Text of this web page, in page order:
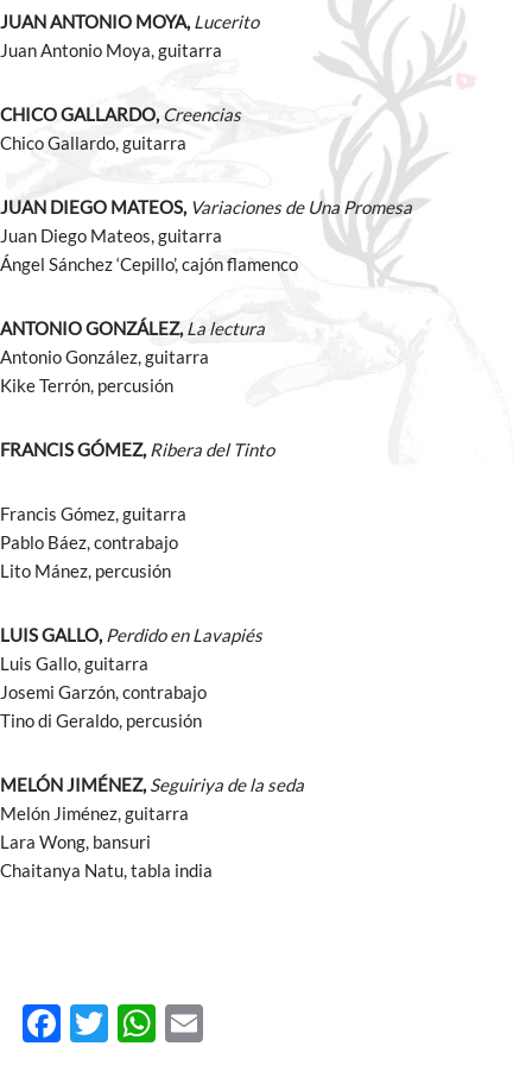
JUAN ANTONIO MOYA, Lucerito
Juan Antonio Moya, guitarra
CHICO GALLARDO, Creencias
Chico Gallardo, guitarra
JUAN DIEGO MATEOS, Variaciones de Una Promesa
Juan Diego Mateos, guitarra
Ángel Sánchez ‘Cepillo’, cajón flamenco
ANTONIO GONZÁLEZ, La lectura
Antonio González, guitarra
Kike Terrón, percusión
FRANCIS GÓMEZ, Ribera del Tinto
Francis Gómez, guitarra
Pablo Báez, contrabajo
Lito Mánez, percusión
LUIS GALLO, Perdido en Lavapiés
Luis Gallo, guitarra
Josemi Garzón, contrabajo
Tino di Geraldo, percusión
MELÓN JIMÉNEZ, Seguiriya de la seda
Melón Jiménez, guitarra
Lara Wong, bansuri
Chaitanya Natu, tabla india
F
T
W